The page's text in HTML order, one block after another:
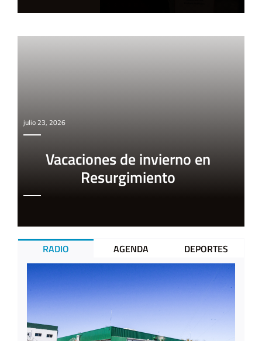
julio 23, 2026
Vacaciones de invierno en
Resurgimiento
RADIO AGENDA DEPORTES